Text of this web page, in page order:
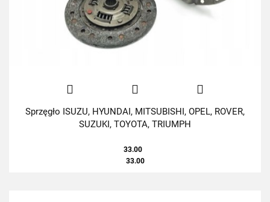
Sprzęgło ISUZU, HYUNDAI, MITSUBISHI, OPEL, ROVER,
SUZUKI, TOYOTA, TRIUMPH
33.00
33.00